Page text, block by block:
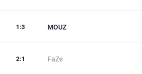
MOUZ
1 :3
FaZe
2:1